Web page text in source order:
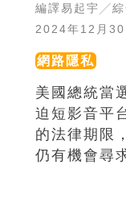
編譯易起宇╱綜
2024年12月
網路隱私
美國總統當
迫短影音平
的法律期限
仍有機會尋